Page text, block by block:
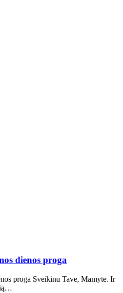
dienos proga
proga Sveikinu Tave, Mamyte. Ir